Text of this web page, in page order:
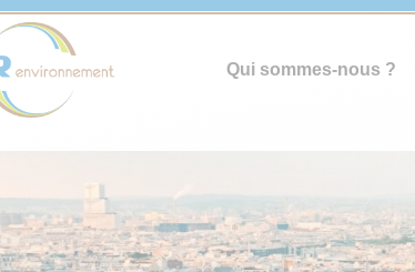
Qui sommes-nous ?